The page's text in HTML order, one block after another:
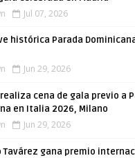
Jul 07, 2026
histórica Parada
Jun 29, 2026
cena de gala previo a
en Italia 2026, Milano
Jun 29, 2026
Tavárez gana premio